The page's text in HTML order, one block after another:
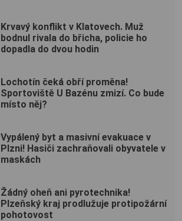
Krvavý konflikt v Klatovech. Muž
bodnul rivala do břicha, policie ho
dopadla do dvou hodin
Lochotín čeká obří proměna!
Sportoviště U Bazénu zmizí. Co bude
místo něj?
Vypálený byt a masivní evakuace v
Plzni! Hasiči zachraňovali obyvatele v
maskách
Žádný oheň ani pyrotechnika!
Plzeňský kraj prodlužuje protipožární
pohotovost